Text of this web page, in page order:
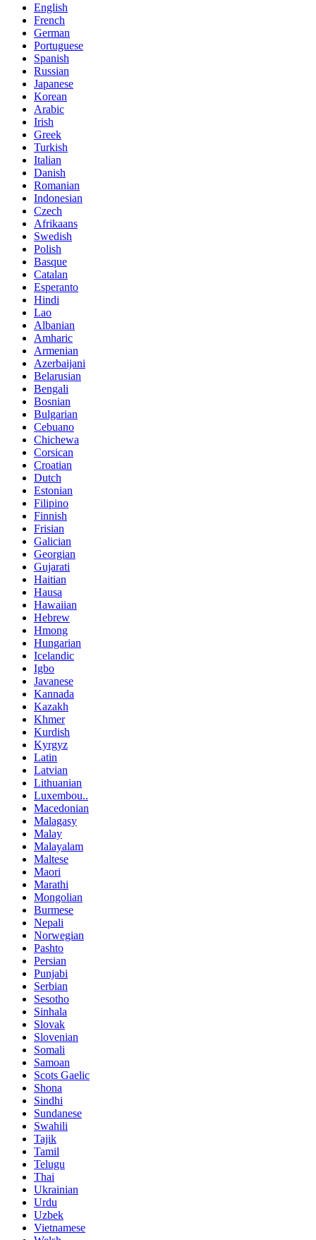
English
French
German
Portuguese
Spanish
Russian
Japanese
Korean
Arabic
Irish
Greek
Turkish
Italian
Danish
Romanian
Indonesian
Czech
Afrikaans
Swedish
Polish
Basque
Catalan
Esperanto
Hindi
Lao
Albanian
Amharic
Armenian
Azerbaijani
Belarusian
Bengali
Bosnian
Bulgarian
Cebuano
Chichewa
Corsican
Croatian
Dutch
Estonian
Filipino
Finnish
Frisian
Galician
Georgian
Gujarati
Haitian
Hausa
Hawaiian
Hebrew
Hmong
Hungarian
Icelandic
Igbo
Javanese
Kannada
Kazakh
Khmer
Kurdish
Kyrgyz
Latin
Latvian
Lithuanian
Luxembou..
Macedonian
Malagasy
Malay
Malayalam
Maltese
Maori
Marathi
Mongolian
Burmese
Nepali
Norwegian
Pashto
Persian
Punjabi
Serbian
Sesotho
Sinhala
Slovak
Slovenian
Somali
Samoan
Scots Gaelic
Shona
Sindhi
Sundanese
Swahili
Tajik
Tamil
Telugu
Thai
Ukrainian
Urdu
Uzbek
Vietnamese